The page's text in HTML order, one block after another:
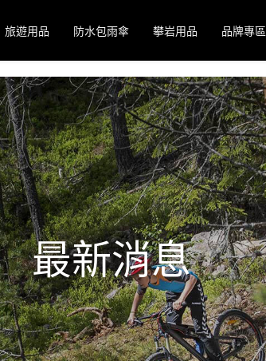
旅遊用品 防水包雨傘 攀岩用品 品牌專區
最新消息